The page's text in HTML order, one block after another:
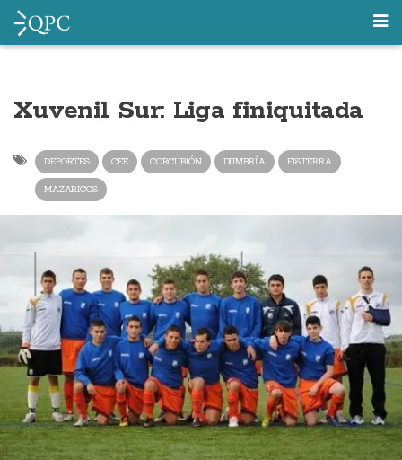
Xuvenil Sur: Liga finiquitada
DEPORTES CEE CORCUBIÓN DUMBRÍA FISTERRA
MAZARICOS